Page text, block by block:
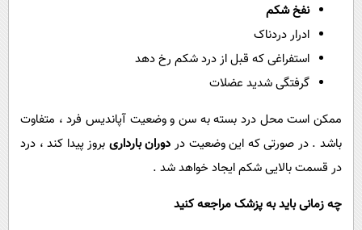
نفخ شکم
ادرار دردناک
استفراغی که قبل از درد شکم رخ دهد
گرفتگی شدید عضلات
ممکن است محل درد بسته به سن و وضعیت آپاندیس فرد ، متفاوت
باشد . در صورتی که این وضعیت در دوران بارداری بروز پیدا کند ، درد
در قسمت بالایی شکم ایجاد خواهد شد .
چه زمانی باید به پزشک مراجعه کنید